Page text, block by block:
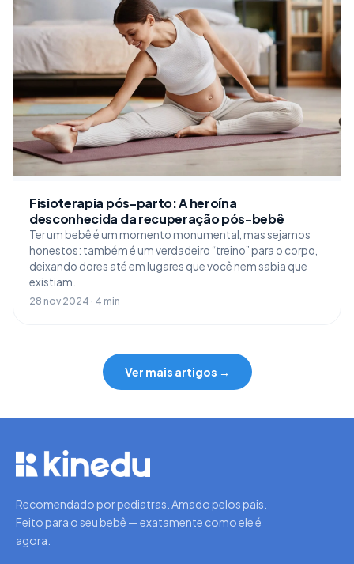
Fisioterapia pós-parto: A heroína
desconhecida da recuperação pós-bebê
Ter um bebê é um momento monumental, mas sejamos
honestos: também é um verdadeiro “treino” para o corpo,
deixando dores até em lugares que você nem sabia que
existiam.
28 nov 2024 · 4 min
Ver mais artigos →
Recomendado por pediatras. Amado pelos pais.
Feito para o seu bebê — exatamente como ele é
agora.